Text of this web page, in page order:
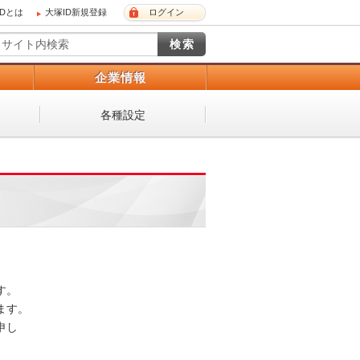
とは 大塚ID新規登録 ログイン
企業情報
各種設定
。
す。
し